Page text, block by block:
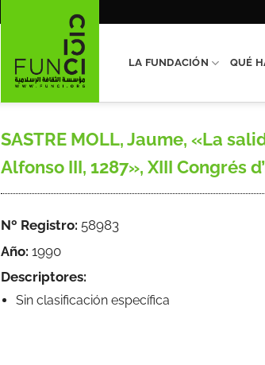
LA FUNDACIÓN QUÉ
SASTRE MOLL, Jaume, «La
Alfonso III, 1287», XIII Congrés
Nº Registro: 58983
Año: 1990
Descriptores:
Sin clasificación específica